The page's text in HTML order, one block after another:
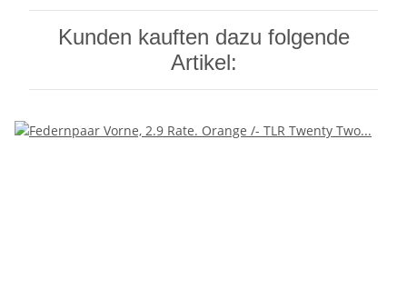
Kunden kauften dazu folgende
Artikel: